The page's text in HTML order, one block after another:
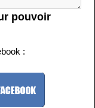
pouvoir
: